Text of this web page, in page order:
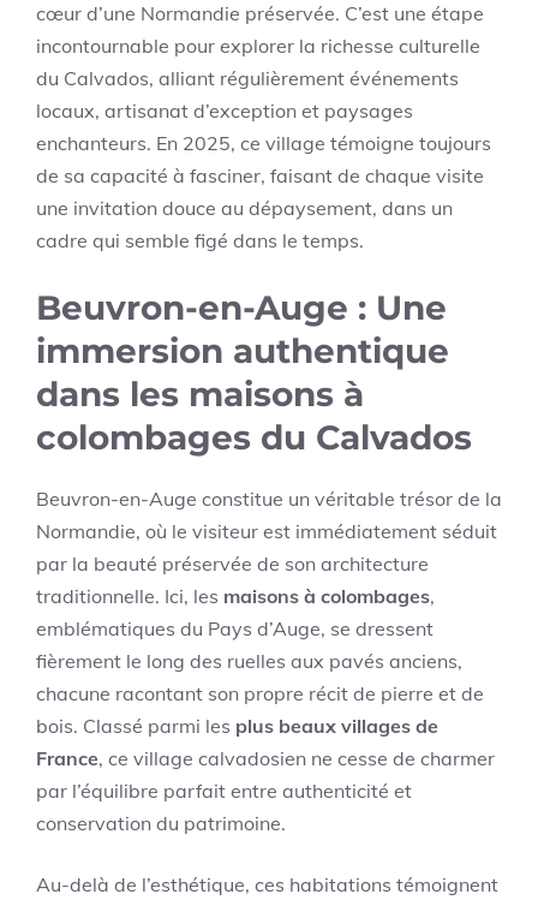
cœur d’une Normandie préservée. C’est une étape
incontournable pour explorer la richesse culturelle
du Calvados, alliant régulièrement événements
locaux, artisanat d’exception et paysages
enchanteurs. En 2025, ce village témoigne toujours
de sa capacité à fasciner, faisant de chaque visite
une invitation douce au dépaysement, dans un
cadre qui semble figé dans le temps.
Beuvron-en-Auge : Une
immersion authentique
dans les maisons à
colombages du Calvados
Beuvron-en-Auge constitue un véritable trésor de la
Normandie, où le visiteur est immédiatement séduit
par la beauté préservée de son architecture
traditionnelle. Ici, les maisons à colombages,
emblématiques du Pays d’Auge, se dressent
fièrement le long des ruelles aux pavés anciens,
chacune racontant son propre récit de pierre et de
bois. Classé parmi les plus beaux villages de
France, ce village calvadosien ne cesse de charmer
par l’équilibre parfait entre authenticité et
conservation du patrimoine.
Au-delà de l’esthétique, ces habitations témoignent